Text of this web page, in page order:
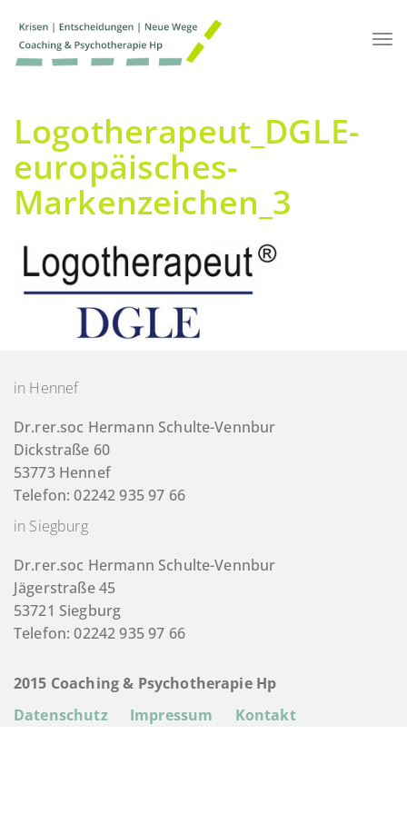
Logotherapeut_DGLE-
europäisches-
Markenzeichen_3
in Hennef
Dr.rer.soc Hermann Schulte-Vennbur
Dickstraße 60
53773 Hennef
Telefon: 02242 935 97 66
in Siegburg
Dr.rer.soc Hermann Schulte-Vennbur
Jägerstraße 45
53721 Siegburg
Telefon: 02242 935 97 66
2015 Coaching & Psychotherapie Hp
Datenschutz
Impressum Kontakt